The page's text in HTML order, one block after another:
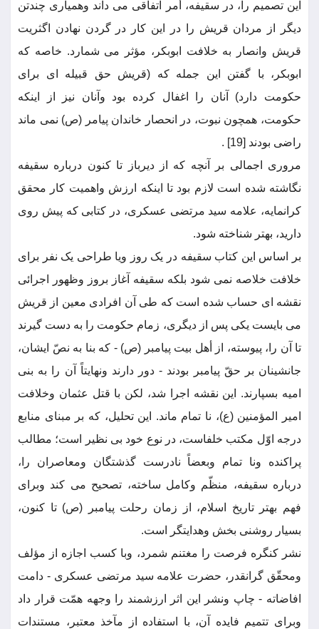
این تصمیم را، در سقیفه، أمر اتفاقی می داند وهمیاری چندتن
دیگر از مردان قریش را در این کار در گردن نهادن اگثریت
قریش وانصار به خلافت ابوبکر، مؤثر می شمارد. خاصه که
ابوبکر، با گفتن این جمله که (قریش حق قبیله ای برای
حکومت دارد) آنان را اغفال کرده بود وآنان نیز از اینکه
حکومت، همچون نبوت، در انحصار خاندان پیامر (ص) نمی ماند
راضی بودند [19] .
مروری اجمالی بر آنچه که از دیرباز تا کنون درباره سقیفه
نگاشته شده است لازم بود تا اینکه ارزش واهمیت کار محقق
کرانمایه، علامه سید مرتضی عسکری، در کتابی که پیش روی
دارید، بهتر شناخته شود.
بر اساس این کتاب سقیفه در یک روز ویا طراحی یک نفر برای
خلافت خلاصه نمی شود بلکه سقیفه آغاز بروز وظهور اجرائی
نقشه ای حساب شده است که طی آن افرادی معین از قریش
می بایست یکی پس از دیگری، زمام حکومت را به دست گیرند
تا آن را، پیوسته، از أهل بیت پیامبر (ص) - که بنا به نصّ ایشان،
جانشینان بر حقّ پیامبر بودند - دور دارند ونهایتاً آن را به بنی
امیه بسپارند. این نقشه اجرا شد، لکن با قتل عثمان وخلافت
امیر المؤمنین (ع)، نا تمام ماند. این تحلیل، که بر مبنای منابع
درجه اوّل مکتب خلفاست، در نوع خود بی نظیر است؛ مطالب
پراکنده ونا تمام وبعضاً نادرست گذشتگان ومعاصران را،
درباره سقیفه، منظّم وکامل ساخته، تصحیح می کند وبرای
فهم بهتر تاریخ اسلام، از زمان رحلت پیامبر (ص) تا کنون،
بسیار روشنی بخش وهدایتگر است.
نشر کنگره فرصت را مغتنم شمرد، وبا کسب اجازه از مؤلف
ومحقّق گرانقدر، حضرت علامه سید مرتضی عسکری - دامت
افاضاته - چاپ ونشر این اثر ارزشمند را وجهه همّت قرار داد
وبرای تتمیم فایده آن، با استفاده از مآخذ معتبر، مستندات